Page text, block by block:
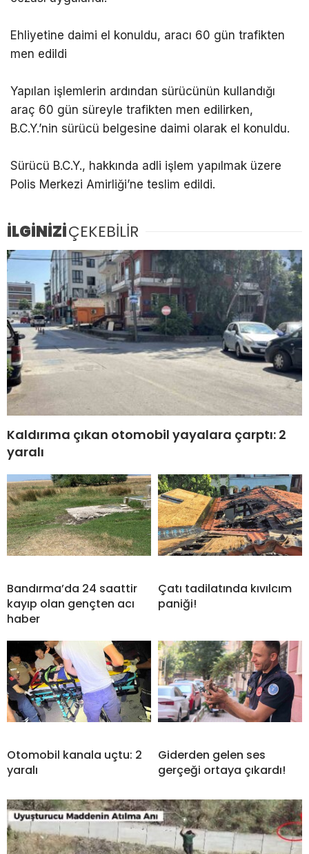
Ehliyetine daimi el konuldu, aracı 60 gün trafikten
men edildi
Yapılan işlemlerin ardından sürücünün kullandığı
araç 60 gün süreyle trafikten men edilirken,
B.C.Y.’nin sürücü belgesine daimi olarak el konuldu.
Sürücü B.C.Y., hakkında adli işlem yapılmak üzere
Polis Merkezi Amirliği’ne teslim edildi.
İLGİNİZİÇEKEBİLİR
Kaldırıma çıkan otomobil yayalara çarptı: 2
yaralı
Bandırma’da 24 saattir
kayıp olan gençten acı
haber
Çatı tadilatında kıvılcım
paniği!
Otomobil kanala uçtu: 2
yaralı
Giderden gelen ses
gerçeği ortaya çıkardı!